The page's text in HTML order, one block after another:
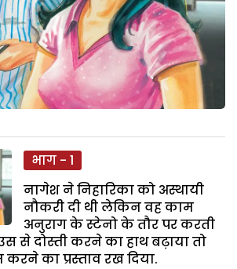
भाग - 1
नागेश ने निहारिका को अस्थायी
नौकरी दी थी लेकिन वह काम
अनुराग के स्टेनो के तौर पर करती
से दोस्ती करने का हाथ बढ़ाया तो
करने का प्रस्ताव रख दिया.